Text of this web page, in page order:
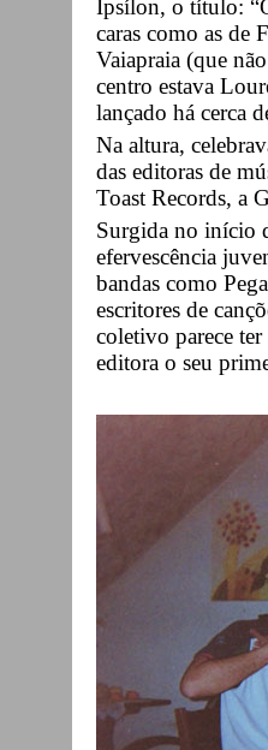
Ipsílon, o título:
caras como as de
Vaiapraia (que
centro estava
lançado há cerca
Na altura,
das editoras de
Toast Records, a
Surgida no início
efervescência
bandas como
escritores de
coletivo parece
editora o seu